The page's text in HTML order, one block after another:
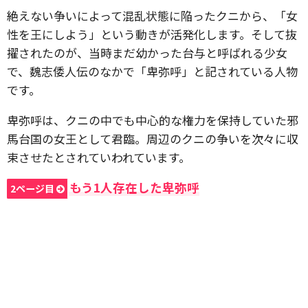
絶えない争いによって混乱状態に陥ったクニから、「女
性を王にしよう」という動きが活発化します。そして抜
擢されたのが、当時まだ幼かった台与と呼ばれる少女
で、魏志倭人伝のなかで「卑弥呼」と記されている人物
です。
卑弥呼は、クニの中でも中心的な権力を保持していた邪
馬台国の女王として君臨。周辺のクニの争いを次々に収
束させたとされていわれています。
2ページ目 もう1人存在した卑弥呼